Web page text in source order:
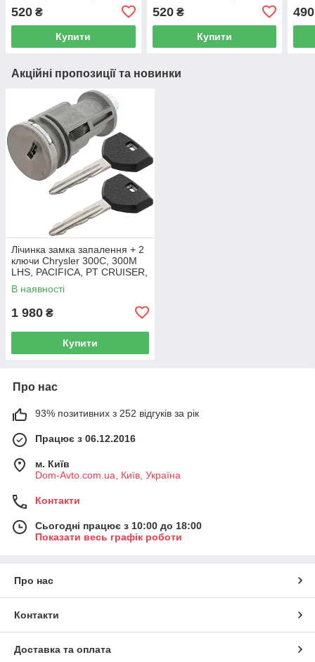
заднього скла 2шт KPL
520 ₴
Купити
заднього скла 2шт KPL
520₴
Купити
490
Акційні пропозиції та новинки
Лічинка замка запалення + 2
ключи Chrysler 300C, 300M
LHS, PACIFICA, PT CRUISER,
SEBRING 5003843AB
В наявності
1 980 ₴
Купити
Про нас
93% позитивних з 252 відгуків за рік
Працює з 06.12.2016
м. Київ
Dom-Avto.com.ua, Київ, Україна
Контакти
Сьогодні працює з 10:00 до 18:00
Показати весь графік роботи
Про нас
Контакти
Доставка та оплата